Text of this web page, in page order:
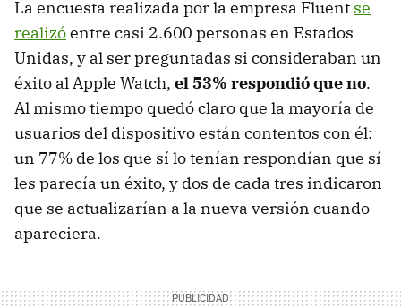
La encuesta realizada por la empresa Fluent se
realizóentre casi 2.600 personas en Estados
Unidas, y al ser preguntadas si consideraban un
éxito al Apple Watch, el 53% respondió que no.
Al mismo tiempo quedó claro que la mayoría de
usuarios del dispositivo están contentos con él:
un 77% de los que sí lo tenían respondían que sí
les parecía un éxito, y dos de cada tres indicaron
que se actualizarían a la nueva versión cuando
apareciera.